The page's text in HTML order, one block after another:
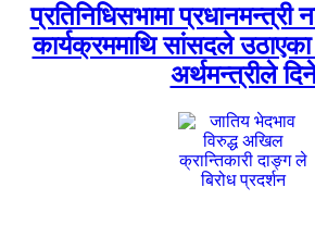
प्रतिनिधिसभामा प्रधानमन्त्री
कार्यक्रममाथि सांसदले
अर्थमन्त्रीले